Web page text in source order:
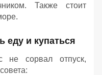
Также стоит
еду и купаться
не сорвал отпуск,